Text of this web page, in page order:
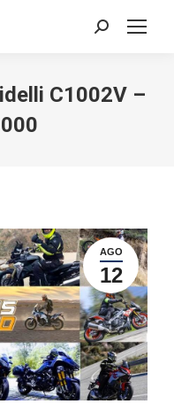
Search:
C1002V –
AGO
12